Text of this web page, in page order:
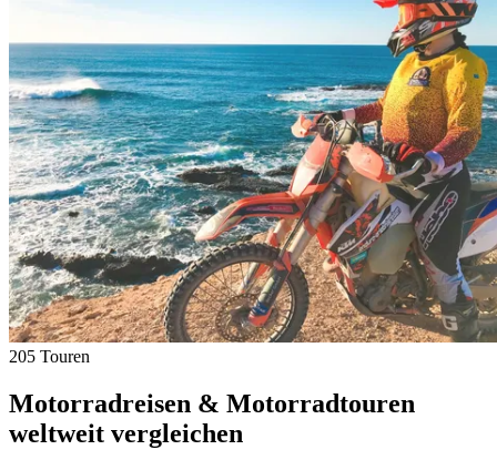
205 Touren
Motorradreisen & Motorradtouren
weltweit vergleichen